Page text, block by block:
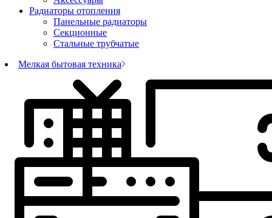
Радиаторы отопления
Панельные радиаторы
Секционные
Стальные трубчатые
Мелкая бытовая техника